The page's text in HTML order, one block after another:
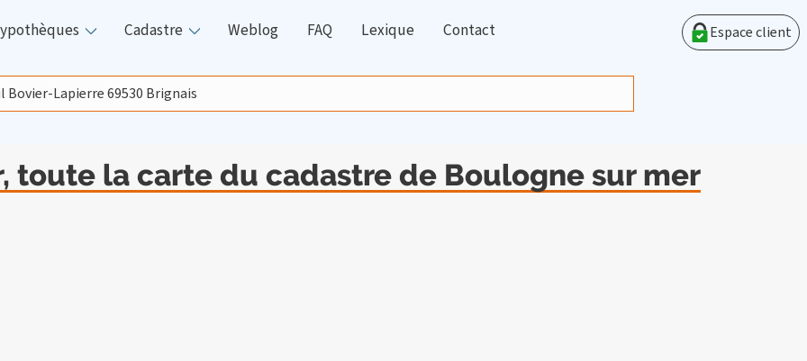
Cadastre Weblog FAQ Lexique Contact Espace client
toute la carte du cadastre de Boulogne sur mer